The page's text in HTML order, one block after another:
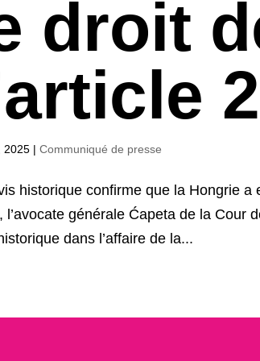
droit
2025 |Communiqué de presse
historique confirme que la Hongrie a
l’avocate générale Ćapeta de la Cour
dans l’affaire de la...